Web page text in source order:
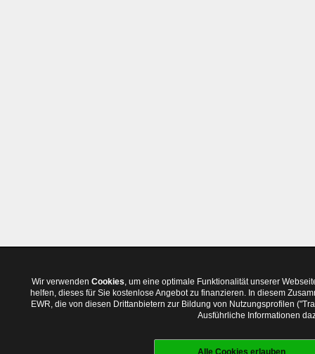
Wir verwenden Cookies, um eine optimale Funktionalität unserer
helfen, dieses für Sie kostenlose Angebot zu finanzieren. In diesem
EWR, die von diesen Drittanbietern zur Bildung von Nutzungsprofilen
Ausführliche Informationen
Alle Cookies erlauben